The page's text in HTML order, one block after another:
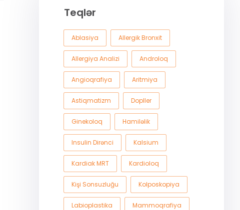
Teqlər
Ablasiya Allergik Bronxit
Allergiya Analizi Androloq
Angioqrafiya Aritmiya
Astiqmatizm Dopller
Ginekoloq Hamiləlik
Insulin Dirənci Kalsium
Kardiak MRT Kardioloq
Kişi Sonsuzluğu Kolposkopiya
Labioplastika Mammoqrafiya